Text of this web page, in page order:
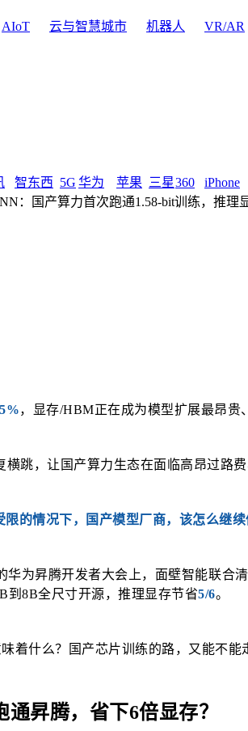
AIoT 云与智慧城市 机器人 VR/AR
智东西 5G 华为 苹果 三星360 iPhone
：国产算力首次跑通1.58-bit训练，推理
，显存/HBM正在成为模型扩展最昂贵
跳，让国产算力生态在面临高昂过路
限的情况下，国产模型厂商，该怎么继续
华为昇腾开发者大会上，面壁智能联
到8B全尺寸开源，推理显存节省5/6。
着什么？国产芯片训练的路，又能不能
昇腾，省下6倍显存？